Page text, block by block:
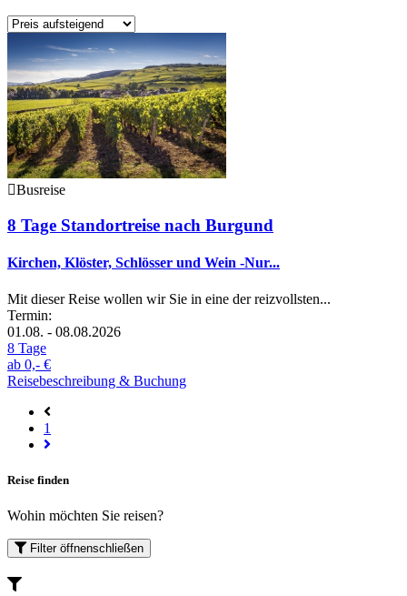
Busreise
8 Tage Standortreise nach Burgund
Kirchen, Klöster, Schlösser und Wein -Nur...
Mit dieser Reise wollen wir Sie in eine der reizvollsten...
Termin:
01.08. - 08.08.2026
8 Tage
ab 0,- €
Reisebeschreibung & Buchung
1
Reise finden
Wohin möchten Sie reisen?
Filter öffnenschließen